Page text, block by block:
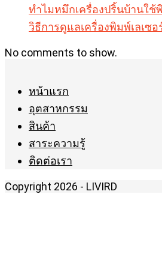
ทำไมหมึกเครื่องปริ้นบ้านใ
วิธีการดูแลเครื่องพิมพ์เลเซ
No comments to show.
หน้าแรก
อุตสาหกรรม
สินค้า
สาระความรู้
ติดต่อเรา
Copyright 2026 - LIVIRD